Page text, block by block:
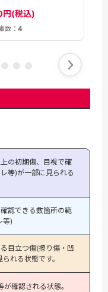
(税込)
数： 4
の初期傷、目視で確
等)が一部に見られる
認できる数箇所の範
等)
目立つ傷(擦り傷・凹
れる状態です。
確認される状態。